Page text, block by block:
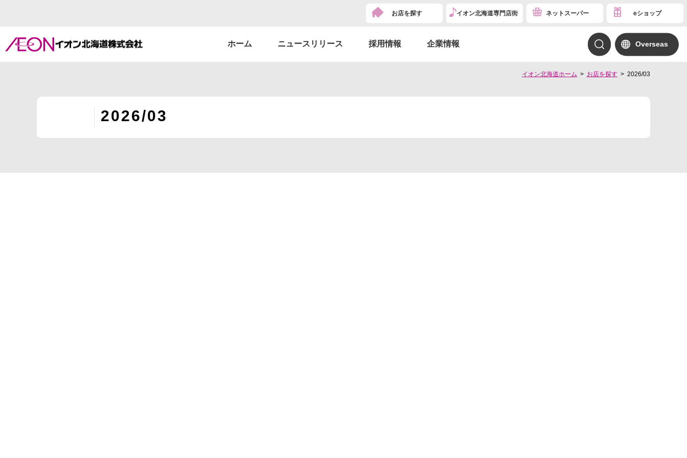
お店を探す イオン北海道専門店街 ネットスーパー eショップ
ホーム ニュースリリース 採用情報 企業情報 Overseas
イオン北海道ホーム お店を探す 2026/03
2026/03